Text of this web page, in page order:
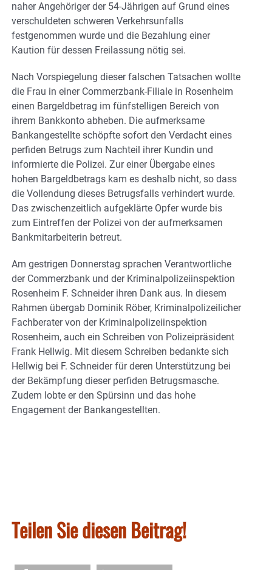
naher Angehöriger der 54-Jährigen auf Grund eines
verschuldeten schweren Verkehrsunfalls
festgenommen wurde und die Bezahlung einer
Kaution für dessen Freilassung nötig sei.
Nach Vorspiegelung dieser falschen Tatsachen wollte
die Frau in einer Commerzbank-Filiale in Rosenheim
einen Bargeldbetrag im fünfstelligen Bereich von
ihrem Bankkonto abheben. Die aufmerksame
Bankangestellte schöpfte sofort den Verdacht eines
perfiden Betrugs zum Nachteil ihrer Kundin und
informierte die Polizei. Zur einer Übergabe eines
hohen Bargeldbetrags kam es deshalb nicht, so dass
die Vollendung dieses Betrugsfalls verhindert wurde.
Das zwischenzeitlich aufgeklärte Opfer wurde bis
zum Eintreffen der Polizei von der aufmerksamen
Bankmitarbeiterin betreut.
Am gestrigen Donnerstag sprachen Verantwortliche
der Commerzbank und der Kriminalpolizeiinspektion
Rosenheim F. Schneider ihren Dank aus. In diesem
Rahmen übergab Dominik Röber, Kriminalpolizeilicher
Fachberater von der Kriminalpolizeiinspektion
Rosenheim, auch ein Schreiben von Polizeipräsident
Frank Hellwig. Mit diesem Schreiben bedankte sich
Hellwig bei F. Schneider für deren Unterstützung bei
der Bekämpfung dieser perfiden Betrugsmasche.
Zudem lobte er den Spürsinn und das hohe
Engagement der Bankangestellten.
Teilen Sie diesen Beitrag!